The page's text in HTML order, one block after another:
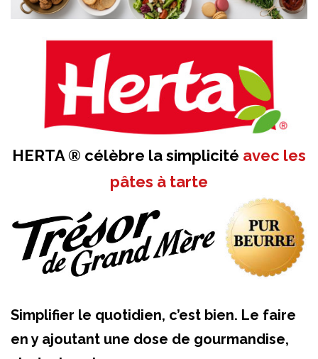
HERTA ® célèbre la simplicité avec les
pâtes à tarte
Simplifier le quotidien, c’est bien. Le faire
en y ajoutant une dose de gourmandise,